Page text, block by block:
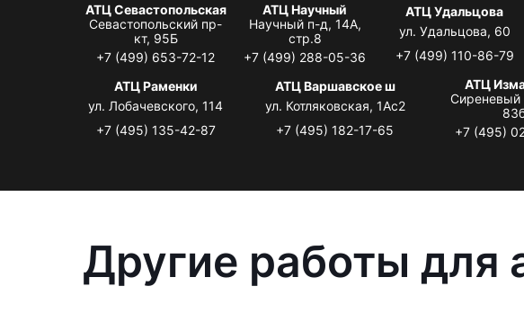
АТЦ Севастопольская
Севастопольский пр-
кт, 95Б
+7 (499) 653-72-12
АТЦ Научный
Научный п-д, 14А,
стр.8
+7 (499) 288-05-36
АТЦ Удальцова
ул. Удальцова, 60
+7 (499) 110-86-79
АТЦ Раменки
ул. Лобачевского, 114
+7 (495) 135-42-87
АТЦ Варшавское ш
ул. Котляковская, 1Ас2
+7 (495) 182-17-65
АТЦ
Сиреневый
+7 (495)
Другие работы для